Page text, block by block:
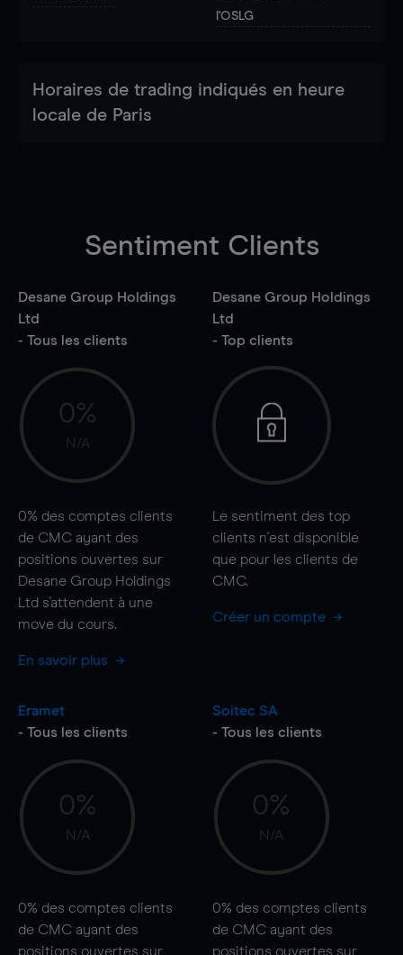
l'OSLG
Horaires de trading indiqués en heure
locale de Paris
Sentiment Clients
Desane Group Holdings
Ltd
- Tous les clients
0%
N/A
0% des comptes clients
de CMC ayant des
positions ouvertes sur
Desane Group Holdings
Ltd s'attendent à une
move du cours.
En savoir plus
Desane Group Holdings
Ltd
- Top clients
Le sentiment des top
clients n'est disponible
que pour les clients de
CMC.
Créer un compte
Eramet
- Tous les clients
0%
N/A
0% des comptes clients
de CMC ayant des
positions ouvertes sur
Soitec SA
- Tous les clients
0%
N/A
0% des comptes clients
de CMC ayant des
positions ouvertes sur